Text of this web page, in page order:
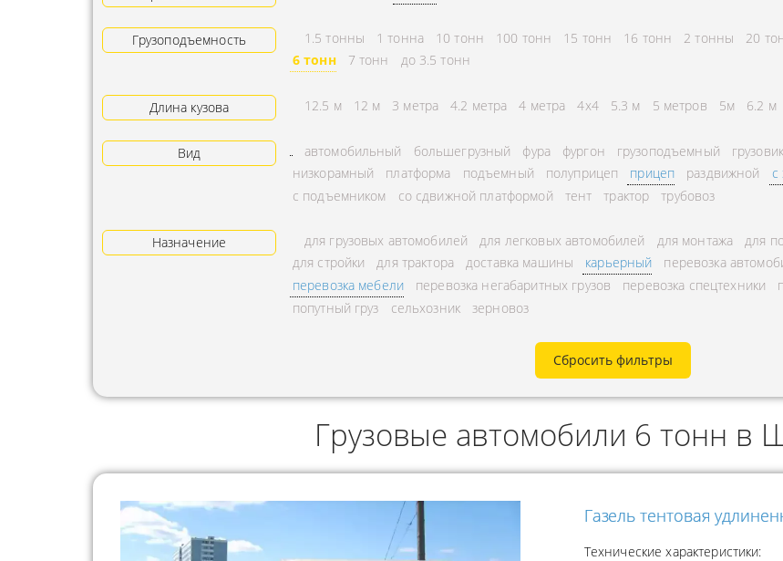
АРЕНДА ТРАКТОРА
УСЛУГИ АВТОКРАНА
АВИАПЕРЕВОЗКА
АВТОМОБИЛЬНЫЕ
ГРУЗОПЕРЕВОЗКИ
ПЕРЕВОЗКИ
СБОРНОГО ГРУЗА
ГРУЗОПЕРЕВОЗКИ
КОНТЕЙНЕРНЫЕ
ПЕРЕВОЗКИ
ЭКСПЕДИТОРА
ПЕРЕВОЗКА МУКИ
РАССЧИТАТЬ РАССТОЯНИЕ
ОХРАНА ГРУЗА
ПЕРЕВОЗКА КИСЛОРОДНЫХ
БАЛЛОНОВ
ПЕРЕВОЗКА
НЕФТЕПРОДУКТОВ
ГОРОДСКИЕ
МЕЖДУГОРОДНЫЕ
ПЕРЕВОЗКИ В БЕЛАРУСЬ
ПЕРЕВОЗКИ В
Грузоподъемность 1.5 тонны 1 тонна 10 тонн 100 тонн 15 тонн 16 тонн 2 тонны 20
6 тонн
7 тонн до 3.5 тонн
Длина кузова 12.5 м 12 м 3 метра 4.2 метра 4 метра 4x4 5.3 м 5 метров 5м 6.2 м
Вид автомобильный большегрузный фура фургон грузоподъемный грузовик
низкорамный
платформа подъемный полуприцеп прицеп раздвижной с
с подъемником
со сдвижной платформой тент трактор трубовоз
Назначение для грузовых автомобилей для легковых автомобилей для монтажа для
для стройки
для трактора доставка машины карьерный перевозка
перевозка мебели
перевозка негабаритных грузов перевозка спецтехники
попутный груз
сельхозник зерновоз
Сбросить фильтры
Грузовые автомобили 6 тонн в
Газель тентовая
Технические характеристики: